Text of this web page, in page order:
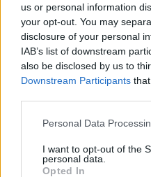
us or personal information
your opt-out. You may
disclosure of your personal
IAB’s list of downstream
also be disclosed by us to
Downstream Participants
Personal Data
I want to opt-out of the
personal data.
Opted In
Repères visuels